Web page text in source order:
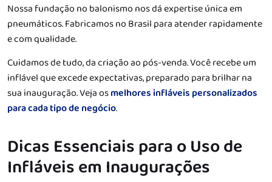
Nossa fundação no balonismo nos dá expertise única em
pneumáticos. Fabricamos no Brasil para atender rapidamente
e com qualidade.
Cuidamos de tudo, da criação ao pós-venda. Você recebe um
inflável que excede expectativas, preparado para brilhar na
sua inauguração. Veja osmelhores infláveis personalizados
para cada tipo de negócio.
Dicas Essenciais para o Uso de
Infláveis em Inaugurações